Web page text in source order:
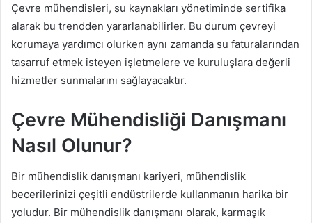
Çevre mühendisleri, su kaynakları yönetiminde sertifika
alarak bu trendden yararlanabilirler. Bu durum çevreyi
korumaya yardımcı olurken aynı zamanda su faturalarından
tasarruf etmek isteyen işletmelere ve kuruluşlara değerli
hizmetler sunmalarını sağlayacaktır.
Çevre Mühendisliği Danışmanı
Nasıl Olunur?
Bir mühendislik danışmanı kariyeri, mühendislik
becerilerinizi çeşitli endüstrilerde kullanmanın harika bir
yoludur. Bir mühendislik danışmanı olarak, karmaşık